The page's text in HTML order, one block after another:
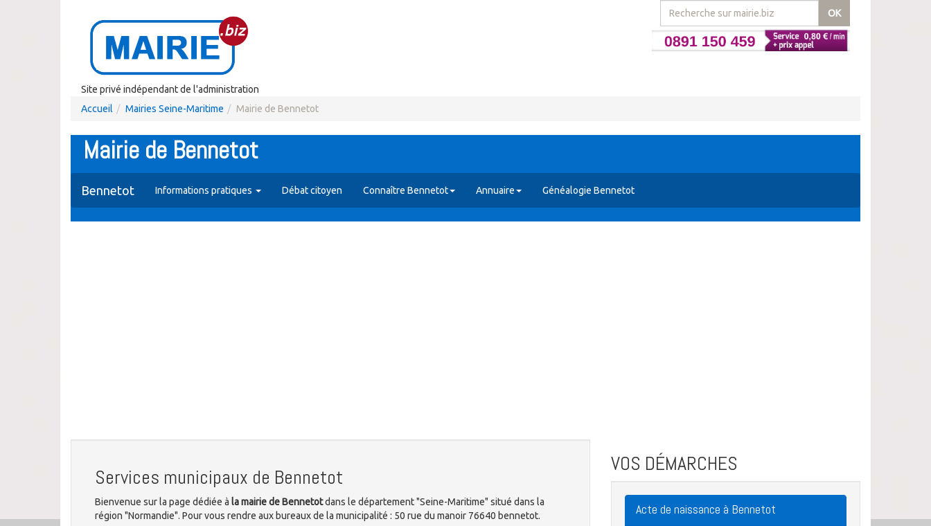
OK
Site privé indépendant de l'administration
Accueil
Mairies Seine-Maritime Mairie de Bennetot
Mairie de Bennetot
Bennetot Informations pratiques Débat citoyen Connaître Bennetot Annuaire Généalogie Bennetot
Services municipaux de Bennetot
Bienvenue sur la page dédiée à la mairie de Bennetotdans le département "Seine-Maritime" situé dans la
région "Normandie". Pour vous rendre aux bureaux de la municipalité : 50 rue du manoir 76640 bennetot.
VOS DÉMARCHES
Acte de naissance à Bennetot